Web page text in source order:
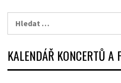
KALENDÁŘ KONCERTŮ A